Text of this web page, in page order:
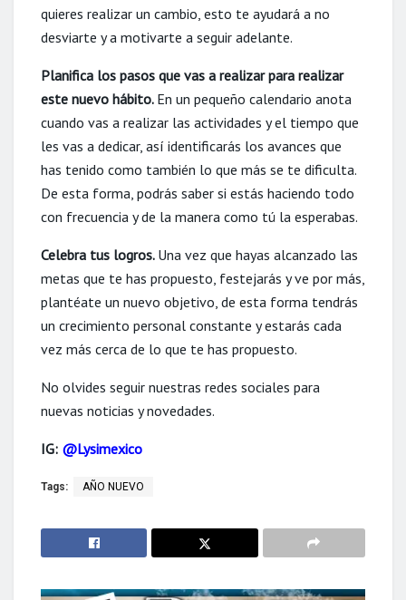
quieres realizar un cambio, esto te ayudará a no
desviarte y a motivarte a seguir adelante.
Planifica los pasos que vas a realizar para realizar
este nuevo hábito. En un pequeño calendario anota
cuando vas a realizar las actividades y el tiempo que
les vas a dedicar, así identificarás los avances que
has tenido como también lo que más se te dificulta.
De esta forma, podrás saber si estás haciendo todo
con frecuencia y de la manera como tú la esperabas.
Celebra tus logros. Una vez que hayas alcanzado las
metas que te has propuesto, festejarás y ve por más,
plantéate un nuevo objetivo, de esta forma tendrás
un crecimiento personal constante y estarás cada
vez más cerca de lo que te has propuesto.
No olvides seguir nuestras redes sociales para
nuevas noticias y novedades.
IG: @Lysimexico
Tags: AÑO NUEVO